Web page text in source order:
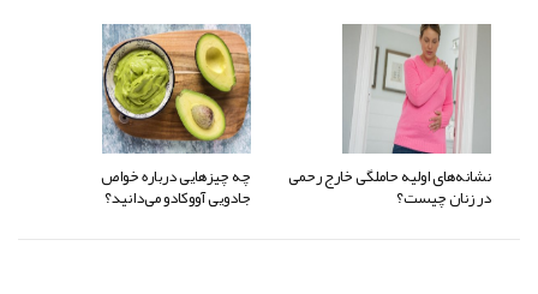
نشانه‌های اولیه حاملگی خارج رحمی
در زنان چیست؟
چه چیزهایی درباره خواص
جادویی آووکادو می‌دانید؟